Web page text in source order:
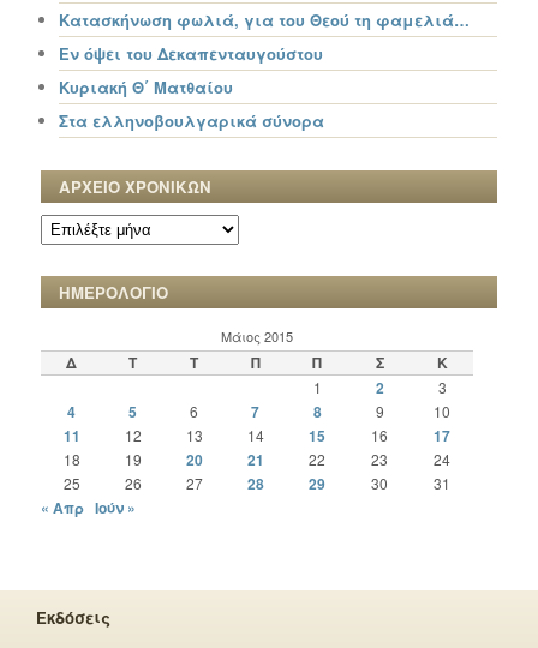
Κατασκήνωση φωλιά, για του Θεού τη φαμελιά…
Εν όψει του Δεκαπενταυγούστου
Κυριακή Θ΄ Ματθαίου
Στα ελληνοβουλγαρικά σύνορα
ΑΡΧΕΙΟ ΧΡΟΝΙΚΩΝ
ΑΡΧΕΙΟ
ΧΡΟΝΙΚΩΝ
ΗΜΕΡΟΛΟΓΙΟ
Μάιος 2015
Δ Τ Τ Π Π Σ Κ
1 2 3
4 5 6 7 8 9 10
11 12 13 14 15 16 17
18 19 20 21 22 23
24
25
26 27 28 29 30 31
« Απρ Ιούν »
Εκδόσεις